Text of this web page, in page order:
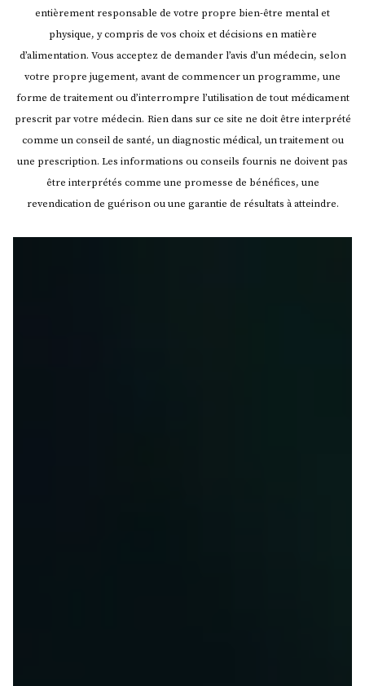
entièrement responsable de votre propre bien-être mental et
physique, y compris de vos choix et décisions en matière
d’alimentation. Vous acceptez de demander l’avis d’un médecin, selon
votre propre jugement, avant de commencer un programme, une
forme de traitement ou d’interrompre l’utilisation de tout médicament
prescrit par votre médecin. Rien dans sur ce site ne doit être interprété
comme un conseil de santé, un diagnostic médical, un traitement ou
une prescription. Les informations ou conseils fournis ne doivent pas
être interprétés comme une promesse de bénéfices, une
revendication de guérison ou une garantie de résultats à atteindre.